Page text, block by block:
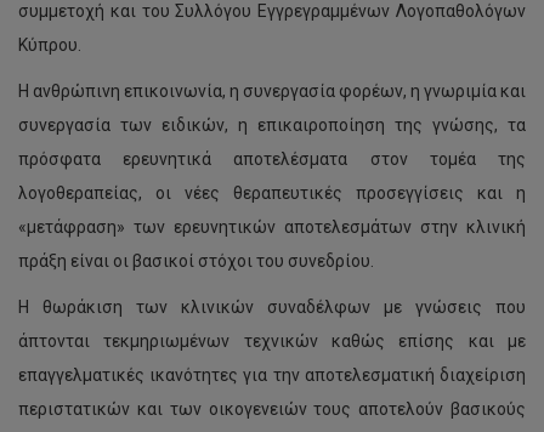
συμμετοχή και του Συλλόγου Εγγρεγραμμένων Λογοπαθολόγων
Κύπρου.
Η ανθρώπινη επικοινωνία, η συνεργασία φορέων, η γνωριμία και
συνεργασία των ειδικών, η επικαιροποίηση της γνώσης, τα
πρόσφατα ερευνητικά αποτελέσματα στον τομέα της
λογοθεραπείας, οι νέες θεραπευτικές προσεγγίσεις και η
«μετάφραση» των ερευνητικών αποτελεσμάτων στην κλινική
πράξη είναι οι βασικοί στόχοι του συνεδρίου.
Η θωράκιση των κλινικών συναδέλφων με γνώσεις που
άπτονται τεκμηριωμένων τεχνικών καθώς επίσης και με
επαγγελματικές ικανότητες για την αποτελεσματική διαχείριση
περιστατικών και των οικογενειών τους αποτελούν βασικούς